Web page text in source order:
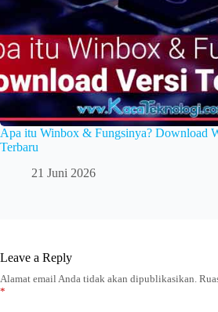
Apa itu Winbox & Fungsinya? Download
Terbaru
21 Juni 2026
Leave a Reply
Alamat email Anda tidak akan dipublikasikan.
*